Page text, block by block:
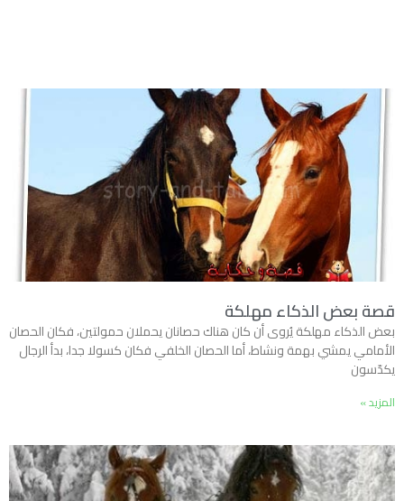
قصة بعض الذكاء مهلكة
بعض الذكاء مهلكة يُروى أن كان هناك حصانان يحملان حمولتين، فكان الحصان
الأمامي يمشي بهمة ونشاط، أما الحصان الخلفي فكان كسولا جدا، بدأ الرجال
يكدّسون
المزيد »